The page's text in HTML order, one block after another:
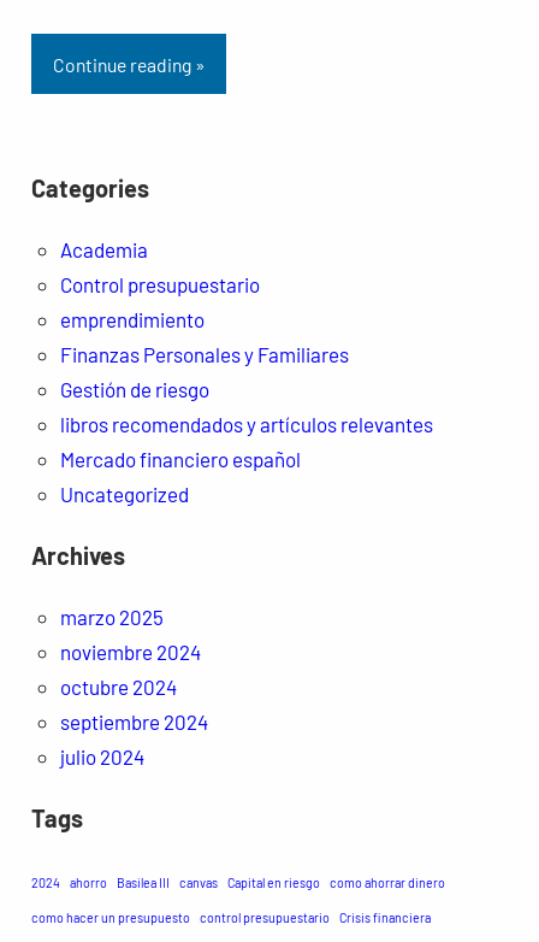
Continue reading »
Categories
Academia
Control presupuestario
emprendimiento
Finanzas Personales y Familiares
Gestión de riesgo
libros recomendados y artículos relevantes
Mercado financiero español
Uncategorized
Archives
marzo 2025
noviembre 2024
octubre 2024
septiembre 2024
julio 2024
Tags
2024 ahorro Basilea III canvas Capital en riesgo como ahorrar dinero
como hacer un presupuesto control presupuestario Crisis financiera